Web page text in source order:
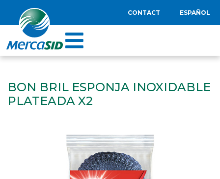
CONTACT ESPAÑOL
BON BRIL ESPONJA INOXIDABLE
PLATEADA X2